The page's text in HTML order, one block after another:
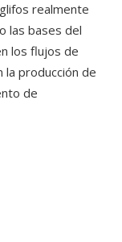
realmente
las bases del
los flujos de
la producción de
de